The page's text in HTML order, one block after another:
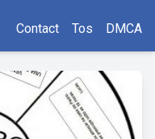
Contact Tos DMCA